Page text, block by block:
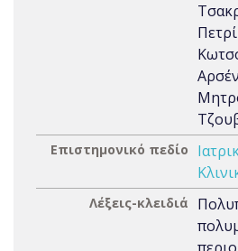
Επιστημονικό πεδίο
Λέξεις-κλειδιά